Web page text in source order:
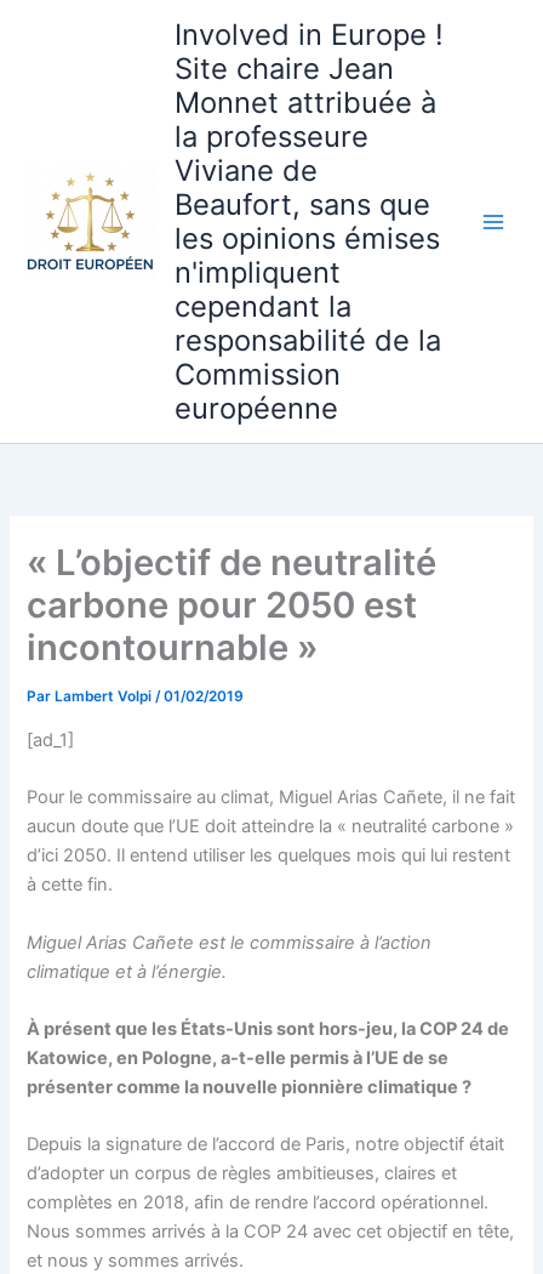
Involved in Europe !
Site chaire Jean
Monnet attribuée à
la professeure
Viviane de
Beaufort, sans que
les opinions émises
n'impliquent
cependant la
responsabilité de la
Commission
européenne
« L’objectif de neutralité
carbone pour 2050 est
incontournable »
Par Lambert Volpi/01/02/2019
[ad_1]
Pour le commissaire au climat, Miguel Arias Cañete, il ne fait
aucun doute que l’UE doit atteindre la « neutralité carbone »
d’ici 2050. Il entend utiliser les quelques mois qui lui restent
à cette fin.
Miguel Arias Cañete est le commissaire à l’action
climatique et à l’énergie.
À présent que les États-Unis sont hors-jeu, la COP 24 de
Katowice, en Pologne, a-t-elle permis à l’UE de se
présenter comme la nouvelle pionnière climatique ?
Depuis la signature de l’accord de Paris, notre objectif était
d’adopter un corpus de règles ambitieuses, claires et
complètes en 2018, afin de rendre l’accord opérationnel.
Nous sommes arrivés à la COP 24 avec cet objectif en tête,
et nous y sommes arrivés.